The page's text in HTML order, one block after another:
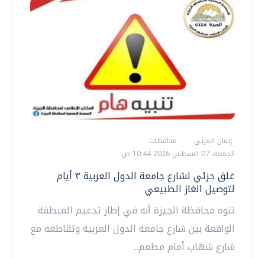
إيمان العربي
محافظات
الجمعة، 07 اغسطس 2026 10:44 ص
غلق جزئي لشارع جامعة الدول العربية ٣ أيام
لتوصيل الغاز الطبيعي
تنوه محافظة الجيزة أنه في إطار تدعيم المنطقة
الواقعة بين شارع جامعة الدول العربية وتقاطعه مع
شارع شهاب أمام مطعم...